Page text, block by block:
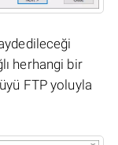
herhangi bir
FTP yoluyla